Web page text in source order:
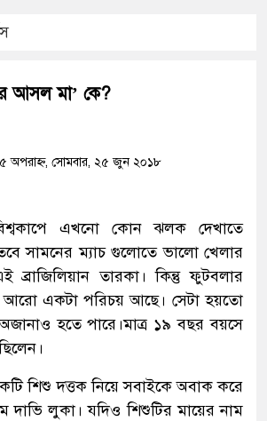
আসল মা’ কে?
অপরাহ্ন, সোমবার, ২৫ জুন ২০১৮
এখনো কোন ঝলক দেখাতে
সামনের ম্যাচ গুলোতে ভালো খেলার
ব্রাজিলিয়ান তারকা। কিন্তু ফুটবলার
আরো একটা পরিচয় আছে। সেটা হয়তো
হতে পারে।মাত্র ১৯ বছর বয়সে
শিশু দত্তক নিয়ে সবাইকে অবাক করে
দাভি লুকা। যদিও শিশুটির মায়ের নাম